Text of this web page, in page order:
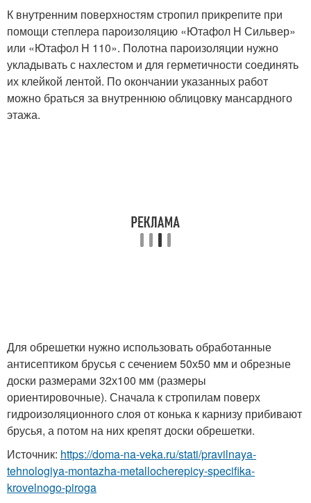
К внутренним поверхностям стропил прикрепите при
помощи степлера пароизоляцию «Ютафол H Сильвер»
или «Ютафол H 110». Полотна пароизоляции нужно
укладывать с нахлестом и для герметичности соединять
их клейкой лентой. По окончании указанных работ
можно браться за внутреннюю облицовку мансардного
этажа.
Для обрешетки нужно использовать обработанные
антисептиком брусья с сечением 50х50 мм и обрезные
доски размерами 32х100 мм (размеры
ориентировочные). Сначала к стропилам поверх
гидроизоляционного слоя от конька к карнизу прибивают
брусья, а потом на них крепят доски обрешетки.
Источник: https://doma-na-veka.ru/stati/pravilnaya-
tehnologiya-montazha-metallocherepicy-specifika-
krovelnogo-piroga